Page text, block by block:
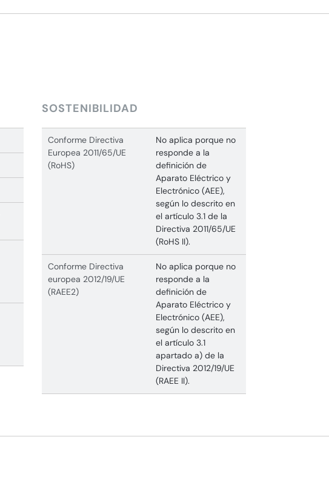
SOSTENIBILIDAD
Conforme Directiva
Europea 2011/65/UE
(RoHS)
No aplica porque no
responde a la
definición de
Aparato Eléctrico y
Electrónico (AEE),
según lo descrito en
el artículo 3.1 de la
Directiva 2011/65/UE
(RoHS II).
Conforme Directiva
europea 2012/19/UE
(RAEE2)
No aplica porque no
responde a la
definición de
Aparato Eléctrico y
Electrónico (AEE),
según lo descrito en
el artículo 3.1
apartado a) de la
Directiva 2012/19/UE
(RAEE II).